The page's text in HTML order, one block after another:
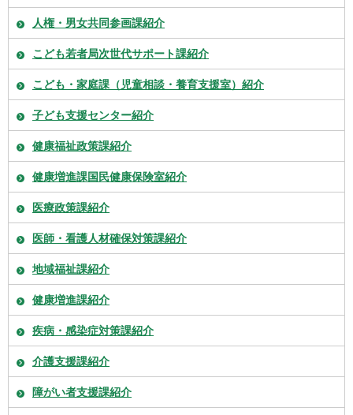
人権・男女共同参画課紹介
こども若者局次世代サポート課紹介
こども・家庭課（児童相談・養育支援室）紹介
子ども支援センター紹介
健康福祉政策課紹介
健康増進課国民健康保険室紹介
医療政策課紹介
医師・看護人材確保対策課紹介
地域福祉課紹介
健康増進課紹介
疾病・感染症対策課紹介
介護支援課紹介
障がい者支援課紹介